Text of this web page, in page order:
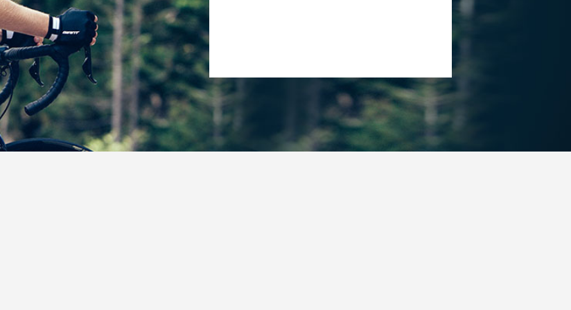
捷安特（昆山）有限公司